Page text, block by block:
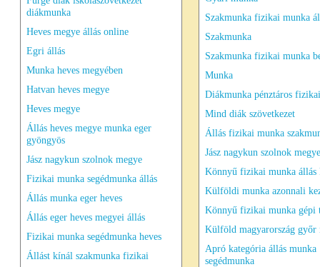
diákmunka
Heves megye állás online
Egri állás
Munka heves megyében
Hatvan heves megye
Heves megye
Állás heves megye munka eger
gyöngyös
Jász nagykun szolnok megye
Fizikai munka segédmunka állás
Állás munka eger heves
Állás eger heves megyei állás
Fizikai munka segédmunka heves
Állást kínál szakmunka fizikai
Szakmunka fizikai munka
Szakmunka
Szakmunka fizikai munka
Munka
Diákmunka pénztáros
Mind diák szövetkezet
Állás fizikai munka
Jász nagykun szolnok megye
Könnyű fizikai munka állás
Külföldi munka azonnali
Könnyű fizikai munka gépi
Külföld magyarország győr
Apró kategória állás munka
segédmunka